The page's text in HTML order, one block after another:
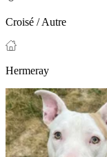
Croisé / Autre
Hermeray